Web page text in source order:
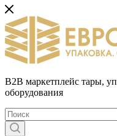
B2B маркетплейс тары,
оборудования